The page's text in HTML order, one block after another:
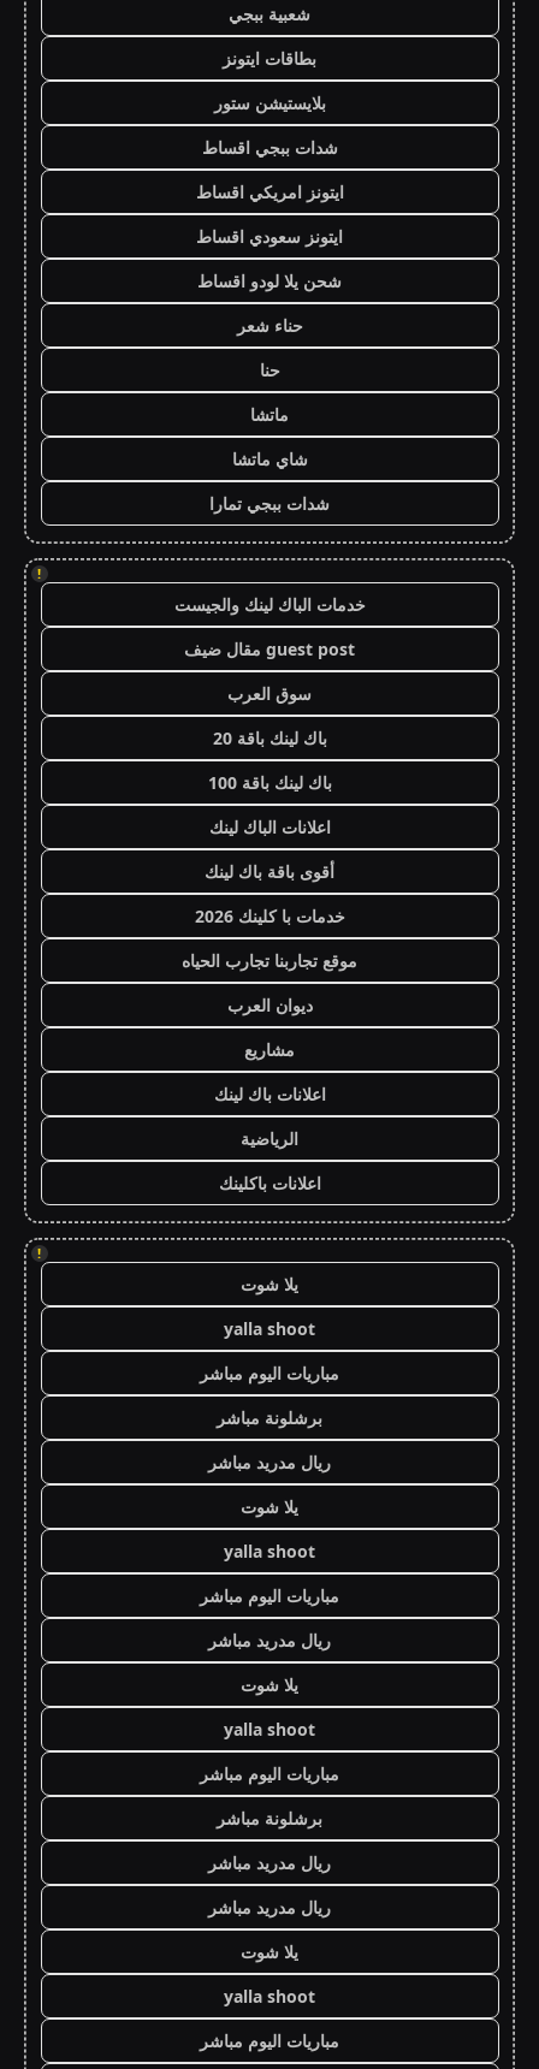
شعبية ببجي
بطاقات ايتونز
بلايستيشن ستور
شدات ببجي اقساط
ايتونز امريكي اقساط
ايتونز سعودي اقساط
شحن يلا لودو اقساط
حناء شعر
حنا
ماتشا
شاي ماتشا
شدات ببجي تمارا
!
خدمات الباك لينك والجيست
guest post مقال ضيف
سوق العرب
باك لينك باقة 20
باك لينك باقة 100
اعلانات الباك لينك
أقوى باقة باك لينك
خدمات با كلينك 2026
موقع تجاربنا تجارب الحياه
ديوان العرب
مشاريع
اعلانات باك لينك
الرياضية
اعلانات باكلينك
!
يلا شوت
yalla shoot
مباريات اليوم مباشر
برشلونة مباشر
ريال مدريد مباشر
يلا شوت
yalla shoot
مباريات اليوم مباشر
ريال مدريد مباشر
يلا شوت
yalla shoot
مباريات اليوم مباشر
برشلونة مباشر
ريال مدريد مباشر
ريال مدريد مباشر
يلا شوت
yalla shoot
مباريات اليوم مباشر